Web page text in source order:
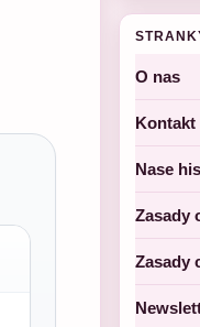
O nas
Kontakt
Nase
Zasady
Zasady